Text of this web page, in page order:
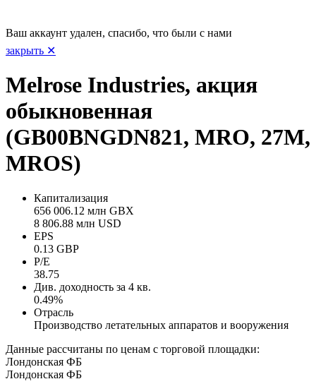
Ваш аккаунт удален, спасибо, что были с нами
закрыть ✕
Melrose Industries, акция
обыкновенная
(GB00BNGDN821, MRO, 27M,
MROS)
Капитализация
656 006.12 млн GBX
8 806.88 млн USD
EPS
0.13 GBP
P/E
38.75
Див. доходность за 4 кв.
0.49%
Отрасль
Производство летательных аппаратов и вооружения
Данные рассчитаны по ценам с торговой площадки:
Лондонская ФБ
Лондонская ФБ